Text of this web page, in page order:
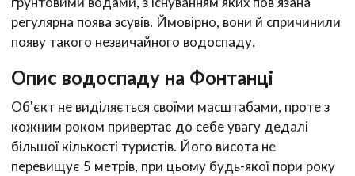
регулярна поява зсувів. Ймовірно, вони й спричинили
появу такого незвичайного водоспаду.
Опис водоспаду на Фонтанці
Об'єкт не виділяється своїми масштабами, проте з
кожним роком привертає до себе увагу дедалі
більшої кількості туристів. Його висота не
перевищує 5 метрів, при цьому будь-якої пори року